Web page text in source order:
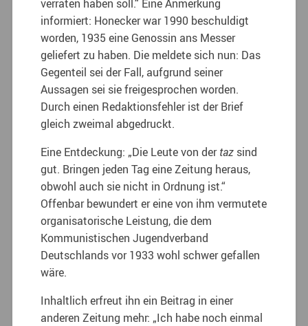
verraten haben soll.“ Eine Anmerkung
informiert: Honecker war 1990 beschuldigt
worden, 1935 eine Genossin ans Messer
geliefert zu haben. Die meldete sich nun: Das
Gegenteil sei der Fall, aufgrund seiner
Aussagen sei sie freigesprochen worden.
Durch einen Redaktionsfehler ist der Brief
gleich zweimal abgedruckt.
Eine Entdeckung: „Die Leute von dertaz sind
gut. Bringen jeden Tag eine Zeitung heraus,
obwohl auch sie nicht in Ordnung ist.“
Offenbar bewundert er eine von ihm vermutete
organisatorische Leistung, die dem
Kommunistischen Jugendverband
Deutschlands vor 1933 wohl schwer gefallen
wäre.
Inhaltlich erfreut ihn ein Beitrag in einer
anderen Zeitung mehr: „Ich habe noch einmal